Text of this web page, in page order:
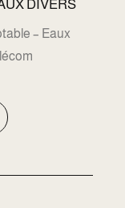
DIVERS
– Eaux